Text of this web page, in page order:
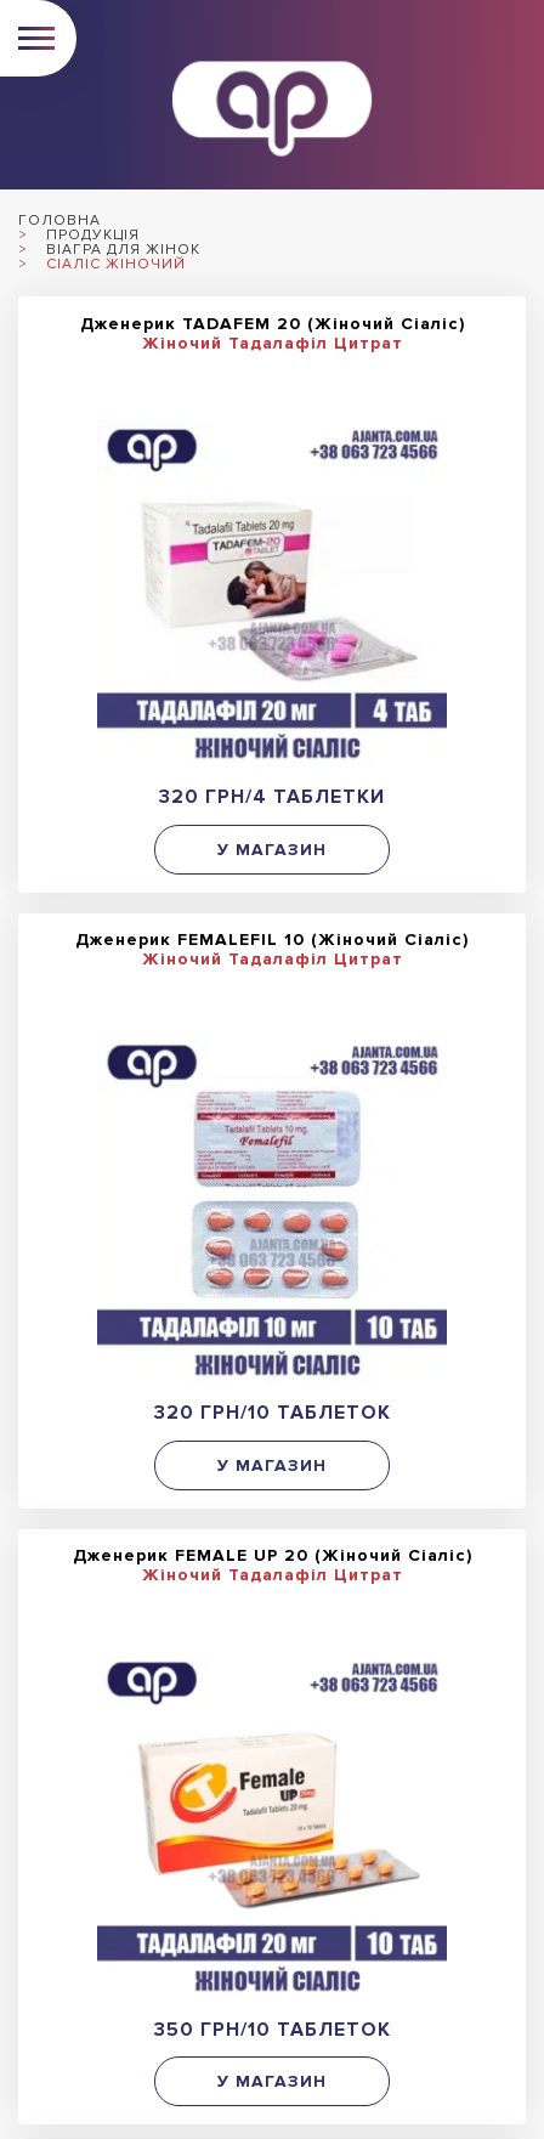
ГОЛОВНА
ПРОДУКЦІЯ
ВІАГРА ДЛЯ ЖІНОК
СІАЛІС ЖІНОЧИЙ
Дженерик TADAFEM 20 (Жіночий Сіаліс)
Жіночий Тадалафіл Цитрат
320 ГРН/4 ТАБЛЕТКИ
У МАГАЗИН
Дженерик FEMALEFIL 10 (Жіночий Сіаліс)
Жіночий Тадалафіл Цитрат
320 ГРН/10 ТАБЛЕТОК
У МАГАЗИН
Дженерик FEMALE UP 20 (Жіночий Сіаліс)
Жіночий Тадалафіл Цитрат
350 ГРН/10 ТАБЛЕТОК
У МАГАЗИН